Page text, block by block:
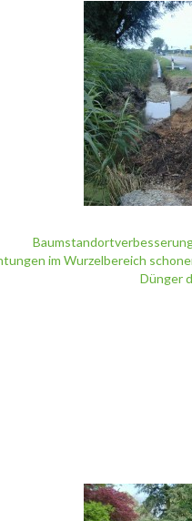
im Wurzelbereich
Dünger